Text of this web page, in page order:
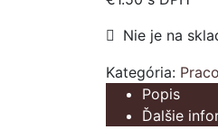
Nie je na
Kategória:
Popis
Ďalšie